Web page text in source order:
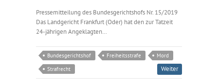
Pressemitteilung des Bundesgerichtshofs Nr. 15/2019
Das Landgericht Frankfurt (Oder) hat den zur Tatzeit
24-jährigen Angeklagten…
Bundesgerichtshof Freiheitsstrafe
Mord
Strafrecht
Weiter